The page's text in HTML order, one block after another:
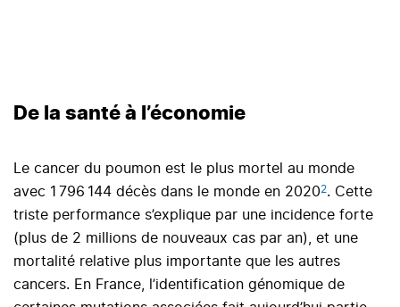
De la santé à l’économie
Le cancer du poumon est le plus mortel au monde
avec 1 796 144 décès dans le monde en 20202. Cette
triste performance s’explique par une incidence forte
(plus de 2 millions de nouveaux cas par an), et une
mortalité relative plus importante que les autres
cancers. En France, l’identification génomique de